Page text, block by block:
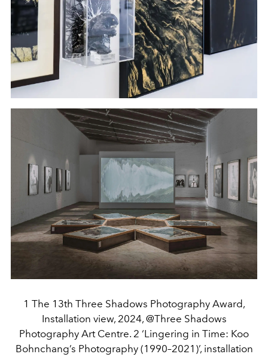
1 The 13th Three Shadows Photography Award,
Installation view, 2024, @Three Shadows
Photography Art Centre. 2 ‘Lingering in Time: Koo
Bohnchang’s Photography (1990–2021)’, installation